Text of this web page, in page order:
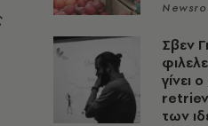
Σβεν
γίνει
των